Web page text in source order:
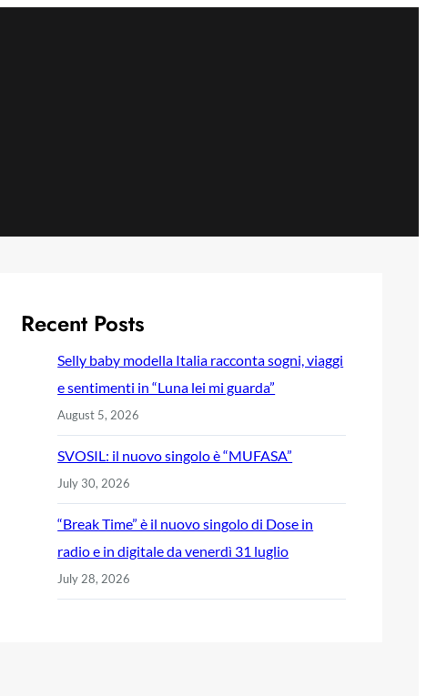
Recent Posts
Selly baby modella Italia racconta sogni, viaggi
e sentimenti in “Luna lei mi guarda”
August 5, 2026
SVOSIL: il nuovo singolo è “MUFASA”
July 30, 2026
“Break Time” è il nuovo singolo di Dose in
radio e in digitale da venerdì 31 luglio
July 28, 2026